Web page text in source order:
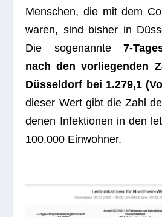
Men­schen, die mit dem
waren, sind bis­her in
Die soge­nannte
nach den vor­lie­gen­den
Düs­sel­dorf bei 1.279,1
die­ser Wert gibt die Zahl
de­nen Infek­tio­nen in den
100.000 Einwohner.